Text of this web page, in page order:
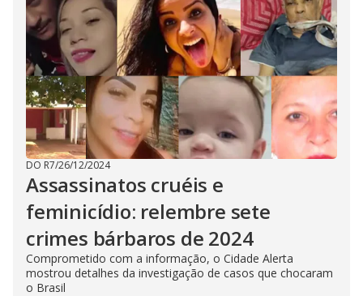
DO R7/26/12/2024
Assassinatos cruéis e
feminicídio: relembre sete
crimes bárbaros de 2024
Comprometido com a informação, o Cidade Alerta
mostrou detalhes da investigação de casos que chocaram
o Brasil